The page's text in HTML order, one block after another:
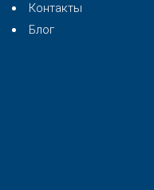
Контакты
Блог